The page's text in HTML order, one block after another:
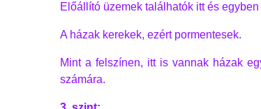
Előállító üzemek találhatók itt és
A házak kerekek, ezért pormentesek.
Mint a felszínen, itt is vannak házak
számára.